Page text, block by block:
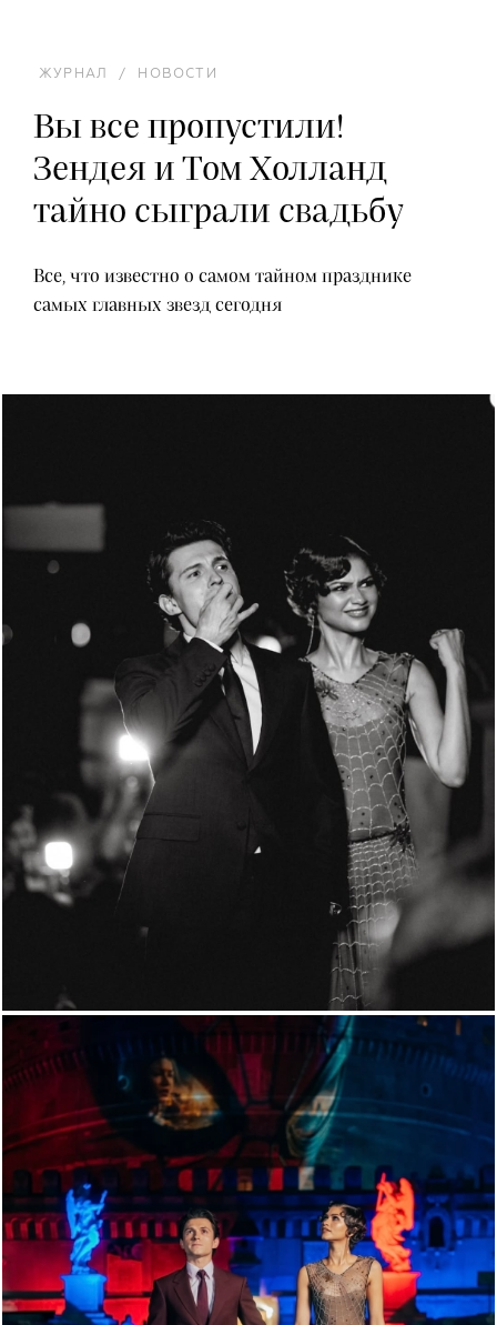
ЖУРНАЛ / НОВОСТИ
Вы все пропустили!
Зендея и Том Холланд
тайно сыграли свадьбу
Все, что известно о самом тайном празднике
самых главных звезд сегодня